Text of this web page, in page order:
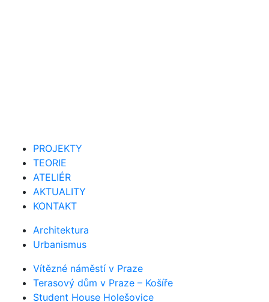
PROJEKTY
TEORIE
ATELIÉR
AKTUALITY
KONTAKT
Architektura
Urbanismus
Vítězné náměstí v Praze
Terasový dům v Praze – Košíře
Student House Holešovice